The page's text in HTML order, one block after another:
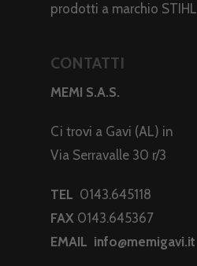
prodotti a marchio STIHL
CONTATTI
MEMI S.A.S.
Ci trovi a Gavi (AL) in
Via Serravalle 30 r/3
TEL 0143.645118
FAX 0143.645367
EMAIL info@memigavi.it